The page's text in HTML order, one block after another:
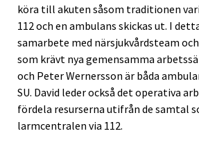
köra till akuten såsom traditionen
112 och en ambulans skickas ut. I
samarbete med närsjukvårdsteam
som krävt nya gemensamma
och Peter Wernersson är båda
SU. David leder också det operativa
fördela resurserna utifrån de samtal
larmcentralen via 112.